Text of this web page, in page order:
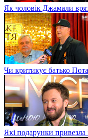
Як чоловік Джамали
Чи критикує батько
Які подарунки